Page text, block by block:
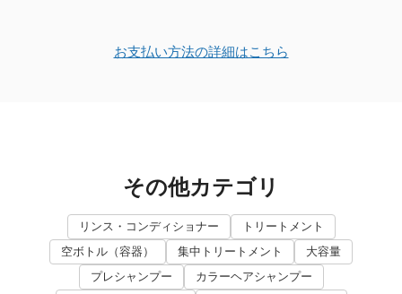
お支払い方法の詳細はこちら
その他カテゴリ
リンス・コンディショナー
トリートメント
空ボトル（容器）
集中トリートメント
大容量
プレシャンプー
カラーヘアシャンプー